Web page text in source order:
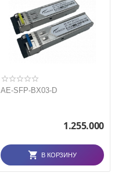
AE-SFP-BX03-D
1.255.000
В КОРЗИНУ